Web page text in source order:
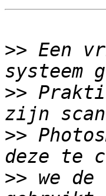
>> Een
>>
>>
>> we